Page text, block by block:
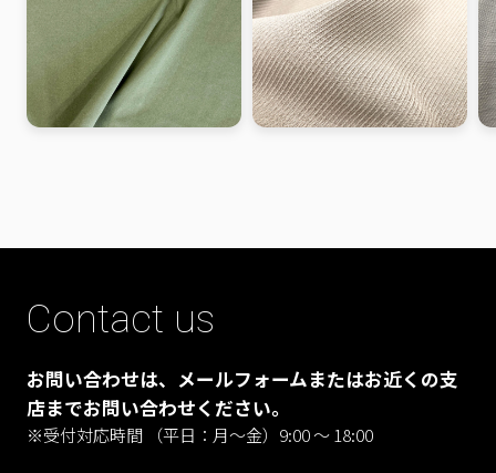
Contact us
お問い合わせは、メールフォームまたはお近くの支
店までお問い合わせください。
※受付対応時間 （平日：月〜金）9:00 ～ 18:00